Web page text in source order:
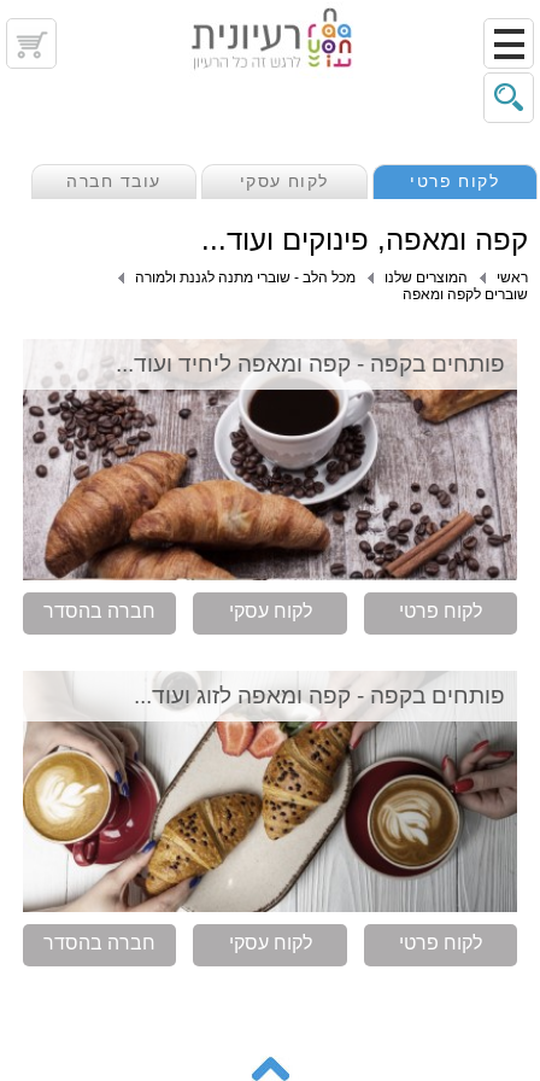
לקוח פרטי לקוח עסקי עובד חברה
קפה ומאפה, פינוקים ועוד...
ראשי המוצרים שלנו
מכל הלב - שוברי מתנה לגננת ולמורה
שוברים לקפה ומאפה
פותחים בקפה - קפה ומאפה ליחיד ועוד...
לקוח פרטי לקוח עסקי חברה בהסדר
פותחים בקפה - קפה ומאפה לזוג ועוד...
לקוח פרטי לקוח עסקי חברה בהסדר